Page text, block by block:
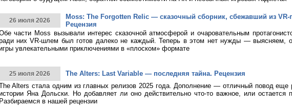
26 июля 2026
Moss: The Forgotten Relic — сказочный сборник, сбежавший из VR-
Рецензия
части Moss вызывали интерес сказочной атмосферой и очаровательным
них VR-шлем был готов далеко не каждый. Теперь в этом нет нужды — выясняем,
увлекательными приключениями в «плоском» формате
25 июля 2026
The Alters: Last Variable — последняя тайна. Рецензия
Alters стала одним из главных релизов 2025 года. Дополнение — отличный повод еще
Яна Дольски. Но добавляет ли оно действительно что-то важное, или остается
Разбираемся в нашей рецензии